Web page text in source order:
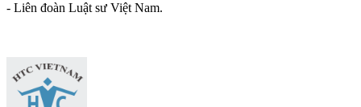
- Liên đoàn Luật sư Việt Nam.